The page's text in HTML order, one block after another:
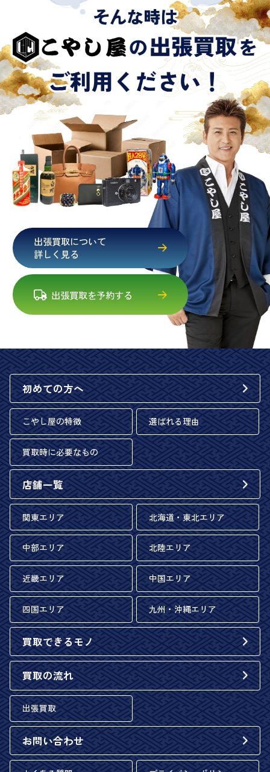
出張買取について
詳しく見る
出張買取を予約する
初めての方へ
こやし屋の特徴 選ばれる理由
買取時に必要なもの
店舗一覧
関東エリア 北海道・東北エリア
中部エリア 北陸エリア
近畿エリア 中国エリア
四国エリア 九州・沖縄エリア
買取できるモノ
買取の流れ
出張買取
お問い合わせ